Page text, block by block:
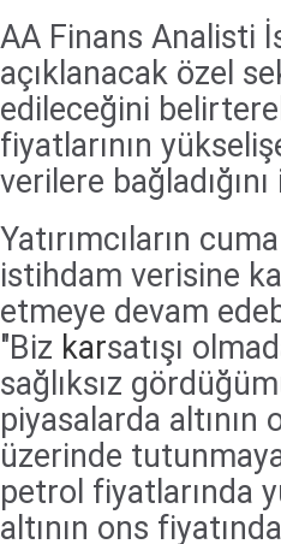
AA Finans Analisti
açıklanacak özel
edileceğini
fiyatlarının
verilere
Yatırımcıların
istihdam verisine
etmeye devam
"Biz karsatışı
sağlıksız
piyasalarda
üzerinde
petrol fiyatlarında
altının ons fiyatında